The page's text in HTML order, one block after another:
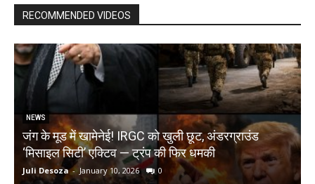
RECOMMENDED VIDEOS
NEWS
जंग के मूड में खामेनेई! IRGC को खुली छूट, अंडरग्राउंड
‘मिसाइल सिटी’ एक्टिव — ट्रंप की फिर धमकी
Juli Desoza - January 10, 2026 0